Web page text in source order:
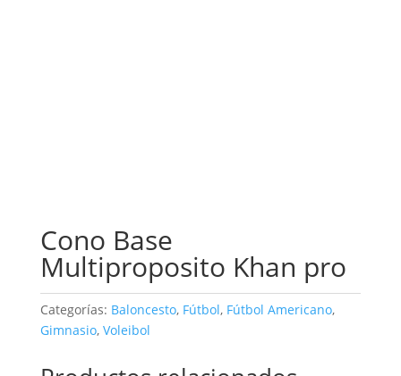
Cono Base
Multiproposito Khan pro
Categorías: Baloncesto, Fútbol, Fútbol Americano,
Gimnasio, Voleibol